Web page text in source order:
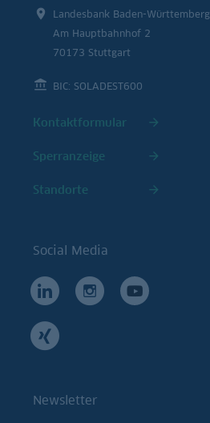
Landesbank Baden-Württemberg
Am Hauptbahnhof 2
70173 Stuttgart
BIC: SOLADEST600
Kontaktformular
Sperranzeige
Standorte
Social Media
Newsletter